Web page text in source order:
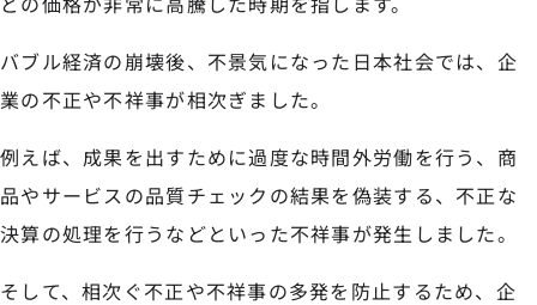
バブル経済の崩壊後、不景気になった日本社会では、企
業の不正や不祥事が相次ぎました。
例えば、成果を出すために過度な時間外労働を行う、商
品やサービスの品質チェックの結果を偽装する、不正な
決算の処理を行うなどといった不祥事が発生しました。
そして、相次ぐ不正や不祥事の多発を防止するため、企